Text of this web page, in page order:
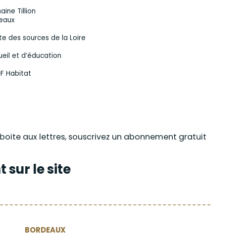
Tillion
des sources de la Loire
et d’éducation
Habitat
aux lettres, souscrivez un abonnement gratuit
sur le site
BORDEAUX